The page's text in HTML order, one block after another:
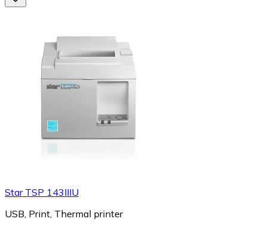
Star TSP 143IIIU
USB, Print, Thermal printer